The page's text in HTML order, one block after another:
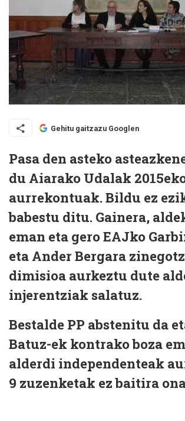
Gehitu gaitzazu Googlen
Pasa den asteko
du Aiarako Udalak
aurrekontuak. Bildu ez
babestu ditu. Gainera,
eman eta gero EAJko
eta Ander Bergara
dimisioa aurkeztu dute
injerentziak salatuz.
Bestalde PP abstenitu da
Batuz-ek kontrako boza
alderdi independenteak
9 zuzenketak ez baitira